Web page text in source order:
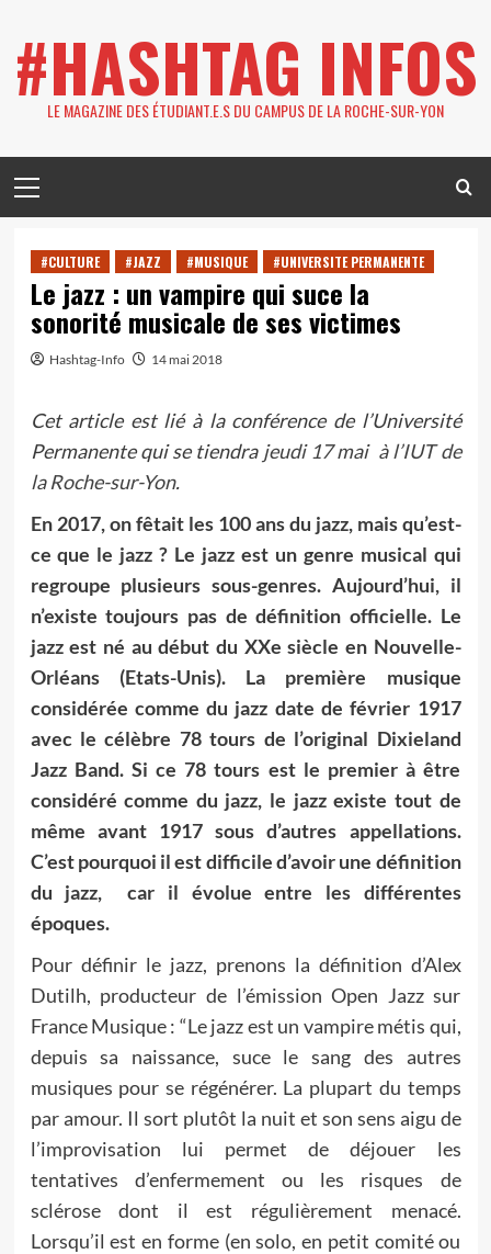
content
#HASHTAG INFOS
LE MAGAZINE DES ÉTUDIANT.E.S DU CAMPUS DE LA ROCHE-SUR-YON
Menu
#CULTURE #JAZZ #MUSIQUE #UNIVERSITE PERMANENTE
Le jazz : un vampire qui suce la
sonorité musicale de ses victimes
Hashtag-Info 14 mai 2018
Cet article est lié à la conférence de l’Université
Permanente qui se tiendra jeudi 17 mai à l’IUT de
la Roche-sur-Yon.
En 2017, on fêtait les 100 ans du jazz, mais qu’est-
ce que le jazz ? Le jazz est un genre musical qui
regroupe plusieurs sous-genres. Aujourd’hui, il
n’existe toujours pas de définition officielle. Le
jazz est né au début du XXe siècle en Nouvelle-
Orléans (Etats-Unis). La première musique
considérée comme du jazz date de février 1917
avec le célèbre 78 tours de l’original Dixieland
Jazz Band. Si ce 78 tours est le premier à être
considéré comme du jazz, le jazz existe tout de
même avant 1917 sous d’autres appellations.
C’est pourquoi il est difficile d’avoir une définition
du jazz, car il évolue entre les différentes
époques.
Pour définir le jazz, prenons la définition d’Alex
Dutilh, producteur de l’émission Open Jazz sur
France Musique : “Le jazz est un vampire métis qui,
depuis sa naissance, suce le sang des autres
musiques pour se régénérer. La plupart du temps
par amour. Il sort plutôt la nuit et son sens aigu de
l’improvisation lui permet de déjouer les
tentatives d’enfermement ou les risques de
sclérose dont il est régulièrement menacé.
Lorsqu’il est en forme (en solo, en petit comité ou